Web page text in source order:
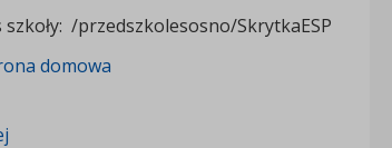
szkoły: /przedszkolesosno/SkrytkaESP
domowa